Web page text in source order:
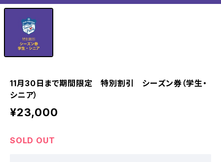
11月30日まで期間限定 特別割引 シーズン券（学生・
シニア）
¥23,000
SOLD OUT